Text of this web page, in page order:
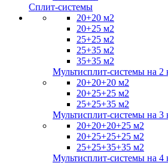
Сплит-системы
20+20 м2
20+25 м2
25+25 м2
25+35 м2
35+35 м2
Мультисплит-системы на 2
20+20+20 м2
20+25+25 м2
25+25+35 м2
Мультисплит-системы на 3
20+20+20+25 м2
20+25+25+25 м2
25+25+35+35 м2
Мультисплит-системы на 4